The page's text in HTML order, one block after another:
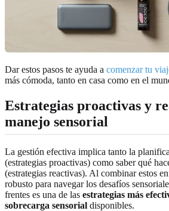
Dar estos pasos te ayuda a comenzar tu
más cómoda, tanto en casa como en el
Estrategias proactivas y
manejo sensorial
La gestión efectiva implica tanto la
(estrategias proactivas) como saber qué
(estrategias reactivas). Al combinar estos
robusto para navegar los desafíos
frentes es una de las estrategias más
sobrecarga sensorial disponibles.